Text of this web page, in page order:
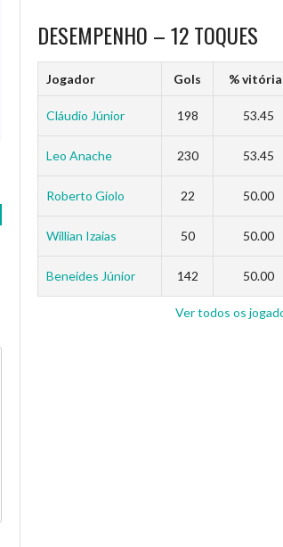
DESEMPENHO – 12 TOQUES
Jogador Gols %
Cláudio Júnior 198 53.45
Leo Anache 230 53.45
Roberto Giolo 22 50.00
Willian Izaias 50 50.00
Beneides Júnior 142 50.00
Ver todos os